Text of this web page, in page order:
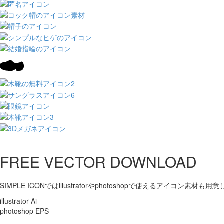
FREE VECTOR DOWNLOAD
SIMPLE ICONではillustratorやphotoshopで使えるアイコン素材も用意
illustrator Ai
photoshop EPS